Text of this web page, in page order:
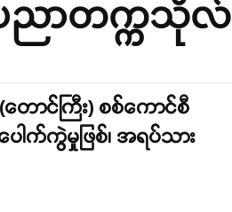
ညာတက္ကသိုလ်
ာင်ကြီး) စစ်ကောင်စီ
ေါက်ကွဲမှုဖြစ်၊ အရပ်သား